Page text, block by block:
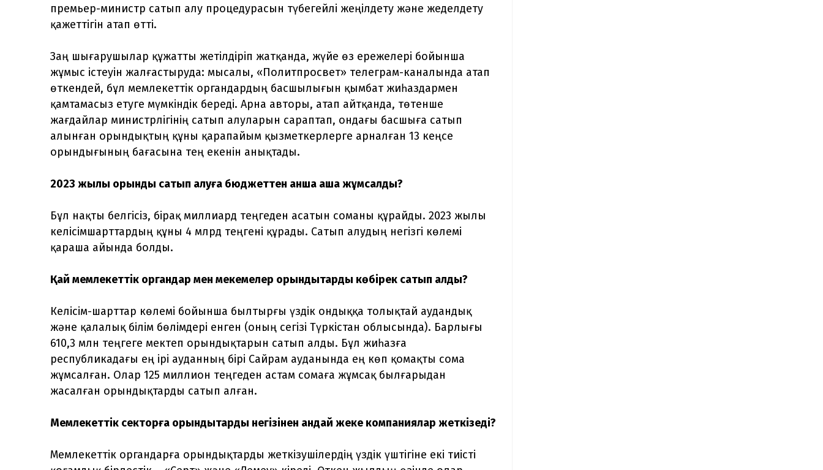
премьер-министр сатып алу процедурасын түбегейлі жеңілдету және жеделдету
қажеттігін атап өтті.
Заң шығарушылар құжатты жетілдіріп жатқанда, жүйе өз ережелері бойынша
жұмыс істеуін жалғастыруда: мысалы, «Политпросвет» телеграм-каналында атап
өткендей, бұл мемлекеттік органдардың басшылығын қымбат жиһаздармен
қамтамасыз етуге мүмкіндік береді. Арна авторы, атап айтқанда, төтенше
жағдайлар министрлігінің сатып алуларын сараптап, ондағы басшыға сатып
алынған орындықтың құны қарапайым қызметкерлерге арналған 13 кеңсе
орындығының бағасына тең екенін анықтады.
2023 жылы орындық сатып алуға бюджеттен қанша ақша жұмсалды?
Бұл нақты белгісіз, бірақ миллиард теңгеден асатын соманы құрайды. 2023 жылы
келісімшарттардың құны 4 млрд теңгені құрады. Сатып алудың негізгі көлемі
қараша айында болды.
Қай мемлекеттік органдар мен мекемелер орындықтарды көбірек сатып алды?
Келісім-шарттар көлемі бойынша былтырғы үздік ондыққа толықтай аудандық
және қалалық білім бөлімдері енген (оның сегізі Түркістан облысында). Барлығы
610,3 млн теңгеге мектеп орындықтарын сатып алды. Бұл жиһазға
республикадағы ең ірі ауданның бірі Сайрам ауданында ең көп қомақты сома
жұмсалған. Олар 125 миллион теңгеден астам сомаға жұмсақ былғарыдан
жасалған орындықтарды сатып алған.
Мемлекеттік секторға орындықтарды негізінен қандай жеке компаниялар жеткізеді?
Мемлекеттік органдарға орындықтарды жеткізушілердің үздік үштігіне екі тиісті